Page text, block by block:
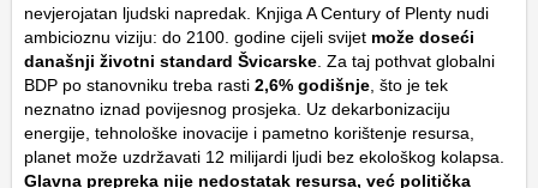
nevjerojatan ljudski napredak. Knjiga A Century of Plenty nudi
ambicioznu viziju: do 2100. godine cijeli svijet može doseći
današnji životni standard Švicarske . Za taj pothvat globalni
BDP po stanovniku treba rasti 2,6% godišnje , što je tek
neznatno iznad povijesnog prosjeka. Uz dekarbonizaciju
energije, tehnološke inovacije i pametno korištenje resursa,
planet može uzdržavati 12 milijardi ljudi bez ekološkog kolapsa.
Glavna prepreka nije nedostatak resursa, već politička